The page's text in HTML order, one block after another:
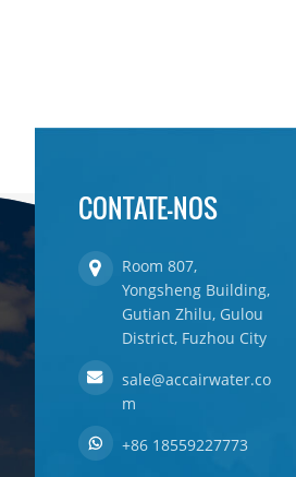
CONTATE-NOS
Room 807,
Yongsheng Building,
Gutian Zhilu, Gulou
District, Fuzhou City
sale@accairwater.co
m
+86 18559227773